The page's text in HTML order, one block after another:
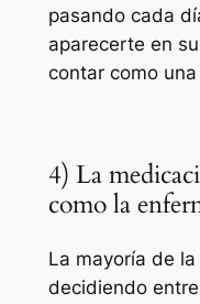
pasando cada
aparecerte en
contar como
4) La
como la
La mayoría de
decidiendo